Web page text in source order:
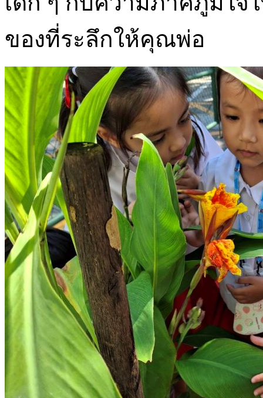
ของที่ระลึกให้คุณพ่อ